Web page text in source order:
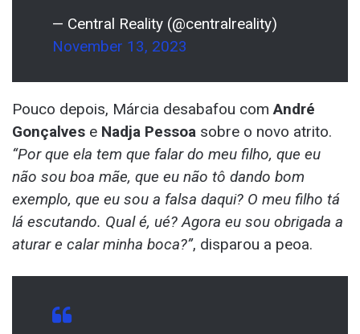
— Central Reality (@centralreality)
November 13, 2023
Pouco depois, Márcia desabafou com André
Gonçalves e Nadja Pessoa sobre o novo atrito.
“Por que ela tem que falar do meu filho, que eu
não sou boa mãe, que eu não tô dando bom
exemplo, que eu sou a falsa daqui? O meu filho tá
lá escutando. Qual é, ué? Agora eu sou obrigada a
aturar e calar minha boca?”, disparou a peoa.